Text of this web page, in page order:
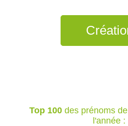
Top 100des prénoms de
l'année :